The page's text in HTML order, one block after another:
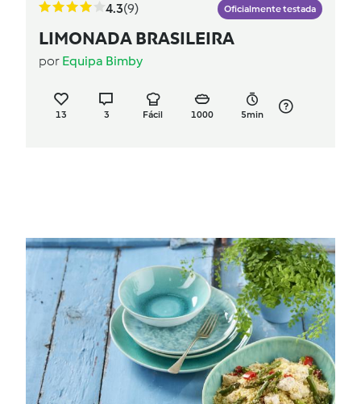
4.3(9) Oficialmente testada
LIMONADA BRASILEIRA
por Equipa Bimby
13 3 Fácil 1000 5min